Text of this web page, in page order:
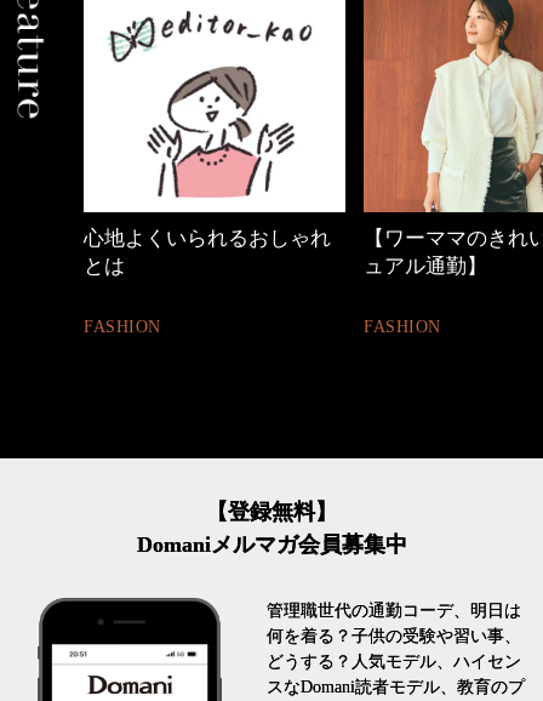
心地よくいられるおしゃれ
とは
FASHION
【ワーママのきれ
ュアル通勤】
FASHION
【登録無料】
Domaniメルマガ会員募集中
管理職世代の通勤コーデ、明日は
何を着る？子供の受験や習い事、
どうする？人気モデル、ハイセン
スなDomani読者モデル、教育のプ